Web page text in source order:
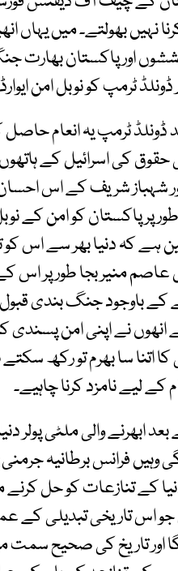
نہیں بھولتے۔ میں یہاں
اور پاکستان بھارت
ٹرمپ کو نوبل امن ایوارڈ
ڈونلڈ ٹرمپ یہ انعام
حقوق کی اسرائیل کے
شہباز شریف کے اس احسان
طور پر پاکستان کو امن کے
کہ دنیا بھر سے اس کو
منیر بجا طور پر اس
کے باوجود جنگ بندی
انھوں نے اپنی امن
اتنا سا بھرم تو رکھ
لیے نامزد کرنا چاہیے۔
ابھرنے والی ملٹی
وہیں فرانس برطانیہ
کے تنازعات کو حل کرنے
جو اس تاریخی تبدیلی
ہوگا اور تاریخ کی صحیح